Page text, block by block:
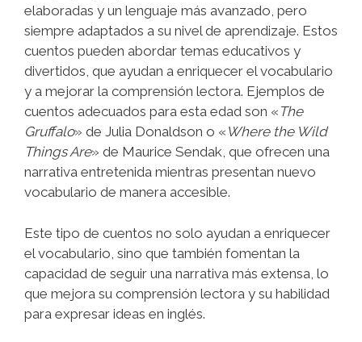
elaboradas y un lenguaje más avanzado, pero
siempre adaptados a su nivel de aprendizaje. Estos
cuentos pueden abordar temas educativos y
divertidos, que ayudan a enriquecer el vocabulario
y a mejorar la comprensión lectora. Ejemplos de
cuentos adecuados para esta edad son « The
Gruffalo» de Julia Donaldson o « Where the Wild
Things Are» de Maurice Sendak, que ofrecen una
narrativa entretenida mientras presentan nuevo
vocabulario de manera accesible.
Este tipo de cuentos no solo ayudan a enriquecer
el vocabulario, sino que también fomentan la
capacidad de seguir una narrativa más extensa, lo
que mejora su comprensión lectora y su habilidad
para expresar ideas en inglés.